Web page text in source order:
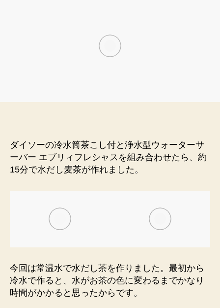
茶
(
常
温
っ
て
み
る
ダイソーの冷水筒茶こし付と浄水型ウォーターサ
ーバー エブリィフレシャスを組み合わせたら、 約
15分で水だし麦茶が作れました。
今回は常温水で水だし茶を作りました。最初から
冷水で作ると、水がお茶の色に変わるまでかなり
時間がかかると思ったからです。